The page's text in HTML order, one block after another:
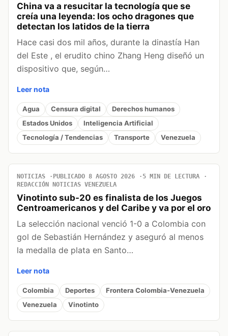
China va a resucitar la tecnología que se
creía una leyenda: los ocho dragones que
detectan los latidos de la tierra
Hace casi dos mil años, durante la dinastía Han
del Este , el erudito chino Zhang Heng diseñó un
dispositivo que, según…
Leer nota
Agua Censura digital
Derechos humanos
Estados Unidos
Inteligencia Artificial
Tecnología / Tendencias
Transporte Venezuela
NOTICIAS PUBLICADO 8 AGOSTO 2026
5 MIN DE LECTURA
REDACCIÓN NOTICIAS VENEZUELA
Vinotinto sub-20 es finalista de los Juegos
Centroamericanos y del Caribe y va por el oro
La selección nacional venció 1-0 a Colombia con
gol de Sebastián Hernández y aseguró al menos
la medalla de plata en Santo…
Leer nota
Colombia Deportes
Frontera Colombia-Venezuela
Venezuela
Vinotinto